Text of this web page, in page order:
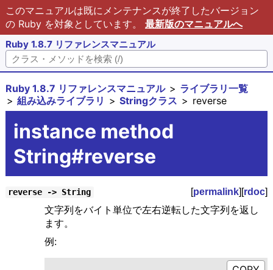
このマニュアルは既にメンテナンスが終了したバージョン
の Ruby を対象としています。 最新版のマニュアルへ
Ruby 1.8.7 リファレンスマニュアル
Ruby 1.8.7 リファレンスマニュアル
ライブラリ一覧
組み込みライブラリ
Stringクラス reverse
instance method
String#reverse
reverse -> String [permalink][rdoc]
文字列をバイト単位で左右逆転した文字列を返し
ます。
例: